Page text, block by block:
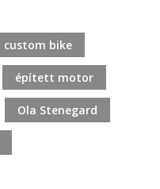
custom bike
épített motor
Ola Stenegard